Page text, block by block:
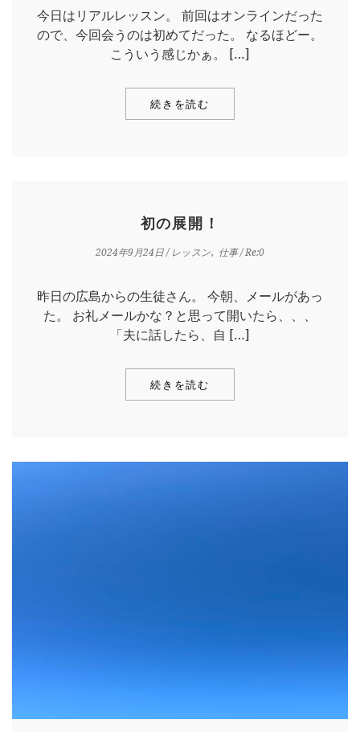
WORKS
BLOG
LESSON
今日はリアルレッスン。 前回はオンラインだった
ので、今回会うのは初めてだった。 なるほどー。
こういう感じかぁ。 […]
続きを読む
初の展開！
2024年9月24日/レッスン 仕事/ Re:0
昨日の広島からの生徒さん。 今朝、メールがあっ
た。 お礼メールかな？と思って開いたら、、、
「夫に話したら、自 […]
続きを読む